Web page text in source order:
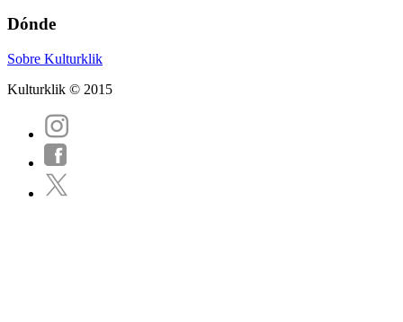
Dónde
Sobre Kulturklik
Kulturklik © 2015